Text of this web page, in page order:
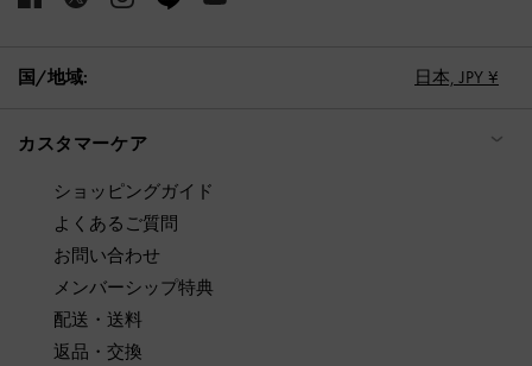
国/地域: 日本, JPY ¥
カスタマーケア
ショッピングガイド
よくあるご質問
お問い合わせ
メンバーシップ特典
配送・送料
返品・交換